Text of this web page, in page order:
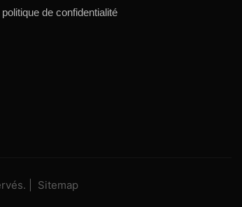
politique de confidentialité
| Sitemap